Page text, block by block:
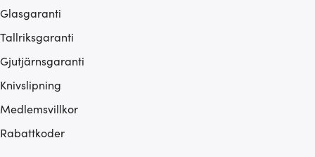
Glasgaranti
Tallriksgaranti
Gjutjärnsgaranti
Knivslipning
Medlemsvillkor
Rabattkoder